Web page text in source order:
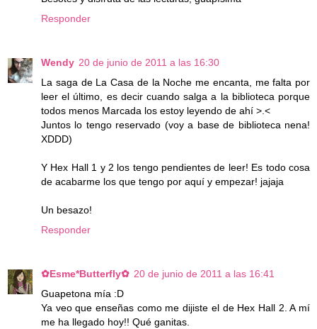
Responder
Wendy 20 de junio de 2011 a las 16:30
La saga de La Casa de la Noche me encanta, me falta por
leer el último, es decir cuando salga a la biblioteca porque
todos menos Marcada los estoy leyendo de ahí >.<
Juntos lo tengo reservado (voy a base de biblioteca nena!
XDDD)
Y Hex Hall 1 y 2 los tengo pendientes de leer! Es todo cosa
de acabarme los que tengo por aquí y empezar! jajaja
Un besazo!
Responder
✿Esme*Butterfly✿ 20 de junio de 2011 a las 16:41
Guapetona mía :D
Ya veo que enseñas como me dijiste el de Hex Hall 2. A mí
me ha llegado hoy!! Qué ganitas.